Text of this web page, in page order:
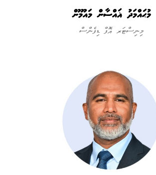
މުޙައްމަދު ޣައްސާން މައުމޫން
މިނިސްޓަރ އޮފް ޑިފެންސް